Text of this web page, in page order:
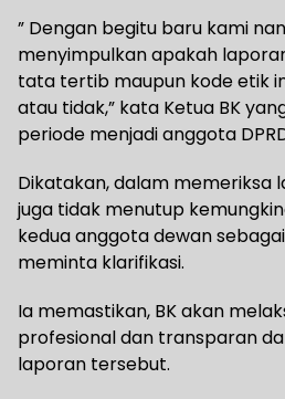
” Dengan begitu baru kami
menyimpulkan apakah
tata tertib maupun kode etik
atau tidak,” kata Ketua BK
periode menjadi anggota
Dikatakan, dalam memeriksa
juga tidak menutup
kedua anggota dewan
meminta klarifikasi.
Ia memastikan, BK akan
profesional dan transparan
laporan tersebut.